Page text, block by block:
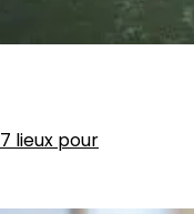
7 lieux pour